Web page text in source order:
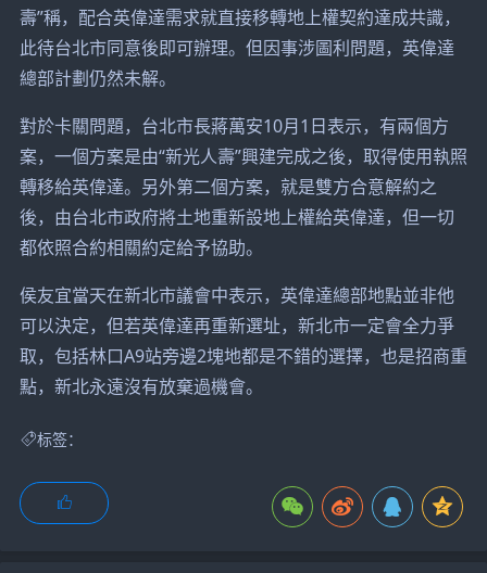
壽”稱，配合英偉達需求就直接移轉地上權契約達成共識，
此待台北市同意後即可辦理。但因事涉圖利問題，英偉達
總部計劃仍然未解。
對於卡關問題，台北市長蔣萬安10月1日表示，有兩個方
案，一個方案是由“新光人壽”興建完成之後，取得使用執照
轉移給英偉達。另外第二個方案，就是雙方合意解約之
後，由台北市政府將土地重新設地上權給英偉達，但一切
都依照合約相關約定給予協助。
侯友宜當天在新北市議會中表示，英偉達總部地點並非他
可以決定，但若英偉達再重新選址，新北市一定會全力爭
取，包括林口A9站旁邊2塊地都是不錯的選擇，也是招商重
點，新北永遠沒有放棄過機會。
标签：